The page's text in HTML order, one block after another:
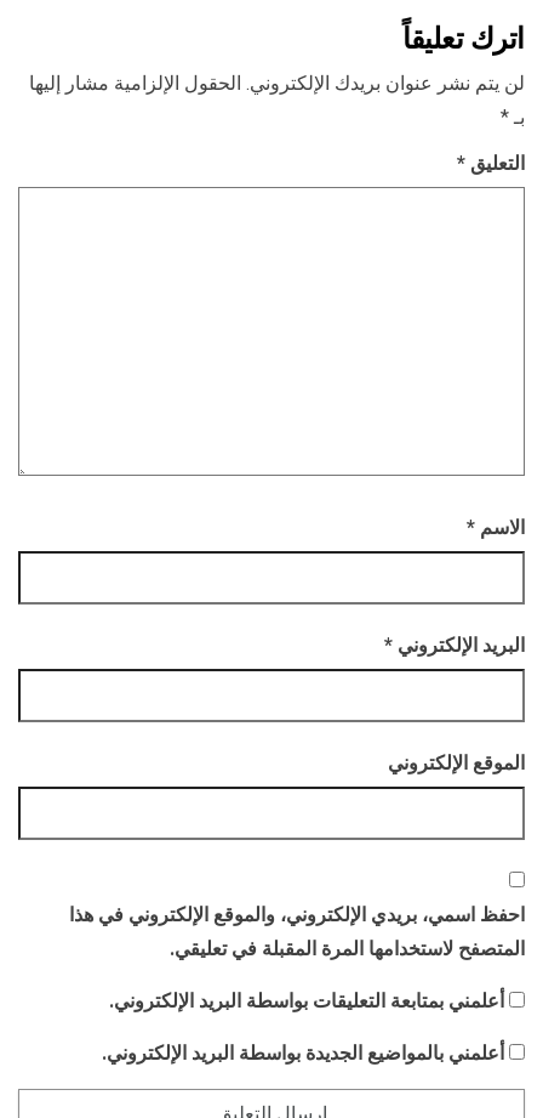
اترك تعليقاً
لن يتم نشر عنوان بريدك الإلكتروني. الحقول الإلزامية مشار إليها
بـ *
التعليق *
الاسم *
البريد الإلكتروني *
الموقع الإلكتروني
احفظ اسمي، بريدي الإلكتروني، والموقع الإلكتروني في هذا
المتصفح لاستخدامها المرة المقبلة في تعليقي.
أعلمني بمتابعة التعليقات بواسطة البريد الإلكتروني.
أعلمني بالمواضيع الجديدة بواسطة البريد الإلكتروني.